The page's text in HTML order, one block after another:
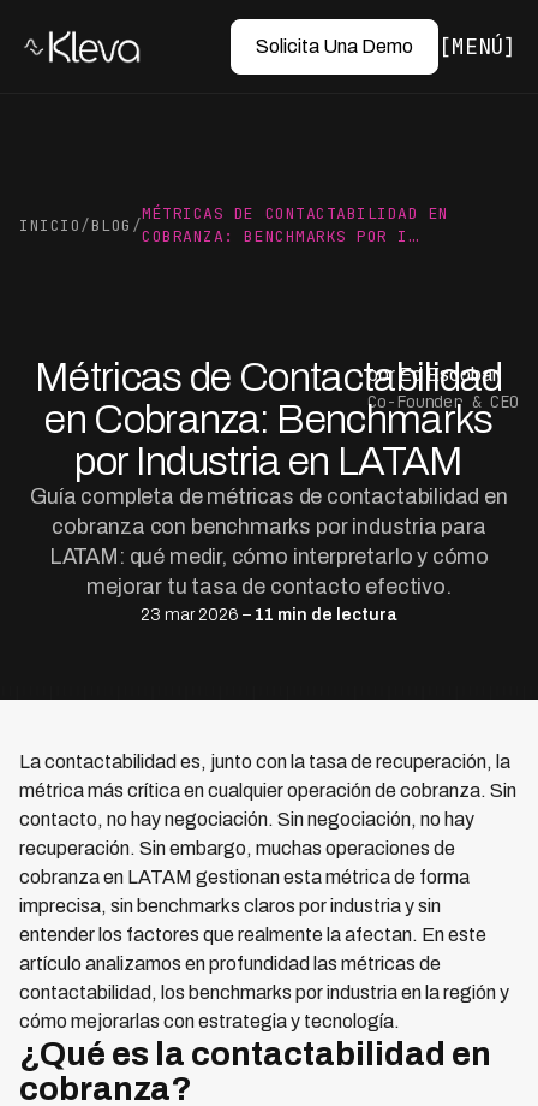
Solicita Una Demo MENÚ
INICIO/BLOG /
MÉTRICAS DE CONTACTABILIDAD EN
COBRANZA: BENCHMARKS POR I…
Métricas de Contactabilidad
en Cobranza: Benchmarks
por Industria en LATAM
Guía completa de métricas de contactabilidad en
cobranza con benchmarks por industria para
LATAM: qué medir, cómo interpretarlo y cómo
mejorar tu tasa de contacto efectivo.
23 mar 2026 – 11 min de lectura
por Ed Escobar
Co-Founder & CEO
La contactabilidad es, junto con la tasa de recuperación, la
métrica más crítica en cualquier operación de cobranza. Sin
contacto, no hay negociación. Sin negociación, no hay
recuperación. Sin embargo, muchas operaciones de
cobranza en LATAM gestionan esta métrica de forma
imprecisa, sin benchmarks claros por industria y sin
entender los factores que realmente la afectan. En este
artículo analizamos en profundidad las métricas de
contactabilidad, los benchmarks por industria en la región y
cómo mejorarlas con estrategia y tecnología.
¿Qué es la contactabilidad en
cobranza?